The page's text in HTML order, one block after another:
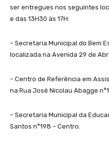
ser entregues nos seguintes
e das 13H30 às 17H:
– Secretaria Municipal do Bem
localizada na Avenida 29 de
– Centro de Referência em
na Rua José Nicolau Abagge
– Secretaria Municipal da
Santos n°198 – Centro.